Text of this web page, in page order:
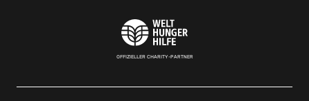
OFFIZIELLER CHARITY-PARTNER